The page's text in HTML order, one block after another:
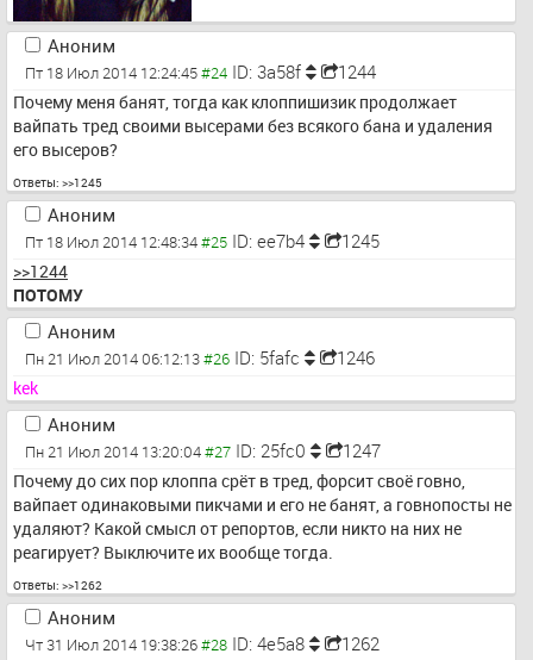
Аноним
Пт 18 Июл 2014 12:24:45 ID: 3a58f 1244
Почему меня банят, тогда как клоппишизик продолжает
вайпать тред своими высерами без всякого бана и удаления
его высеров?
Ответы: >>1245
Аноним
Пт 18 Июл 2014 12:48:34 ID: ee7b4 1245
>>1244
ПОТОМУ
Аноним
Пн 21 Июл 2014 06:12:13 ID: 5fafc 1246
kek
Аноним
Пн 21 Июл 2014 13:20:04 ID: 25fc0 1247
Почему до сих пор клоппа срёт в тред, форсит своё говно,
вайпает одинаковыми пикчами и его не банят, а говнопосты не
удаляют? Какой смысл от репортов, если никто на них не
реагирует? Выключите их вообще тогда.
Ответы: >>1262
Аноним
Чт 31 Июл 2014 19:38:26 ID: 4e5a8 1262